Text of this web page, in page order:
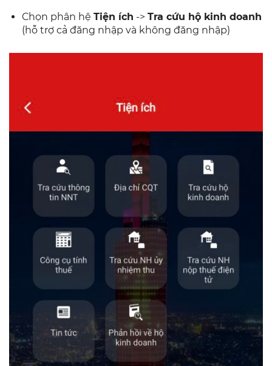
Chọn phân hệ Tiện ích -> Tra cứu hộ kinh doanh
(hỗ trợ cả đăng nhập và không đăng nhập)